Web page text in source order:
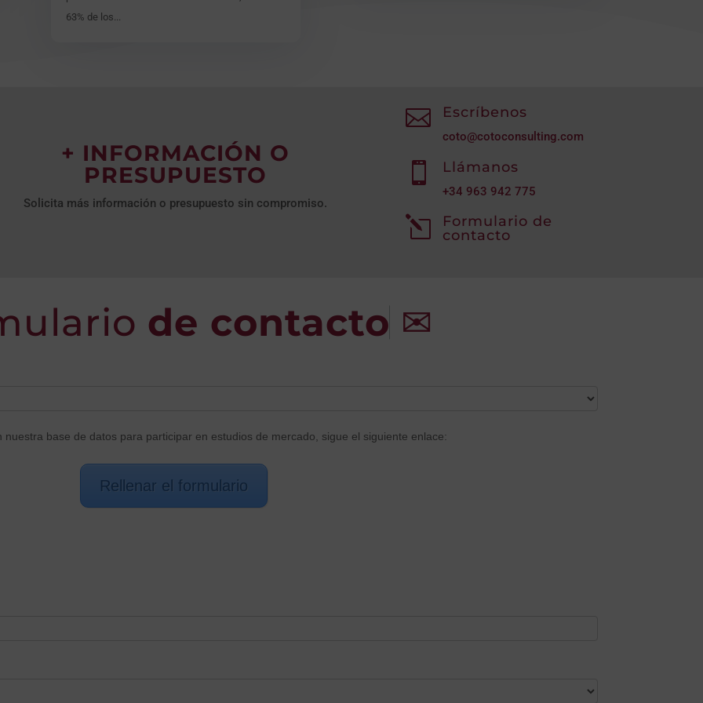
63% de los...
+ INFORMACIÓN O
PRESUPUESTO
Solicita más información o presupuesto sin compromiso.
 Escríbenos
coto@cotoconsulting.com
 Llámanos
+34 963 942 775
l
Formulario de
contacto
de contacto ✉
nuestra base de datos para participar en estudios de mercado, sigue el siguiente enlace:
Rellenar el formulario